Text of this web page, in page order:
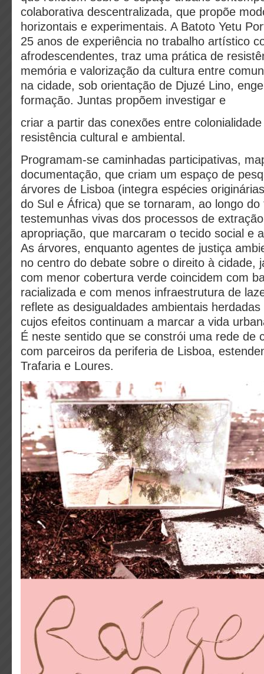
colaborativa descentralizada, que propõe
horizontais e experimentais. A Batoto Yetu
25 anos de experiência no trabalho artístico
afrodescendentes, traz uma prática de
memória e valorização da cultura entre
na cidade, sob orientação de Djuzé Lino,
formação. Juntas propõem investigar e
criar a partir das conexões entre
resistência cultural e ambiental.
Programam-se caminhadas participativas,
documentação, que criam um espaço de
árvores de Lisboa (integra espécies
do Sul e África) que se tornaram, ao longo do
testemunhas vivas dos processos de
apropriação, que marcaram o tecido social e
As árvores, enquanto agentes de justiça
no centro do debate sobre o direito à cidade,
com menor cobertura verde coincidem com
racializada e com menos infraestrutura de
reflete as desigualdades ambientais
cujos efeitos continuam a marcar a vida
É neste sentido que se constrói uma rede de
com parceiros da periferia de Lisboa,
Trafaria e Loures.